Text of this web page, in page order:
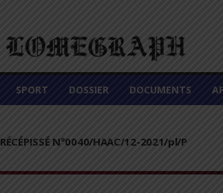
SPORT DOSSIER DOCUMENTS
RÉCÉPISSÉ N°0040/HAAC/12-2021/pl/P